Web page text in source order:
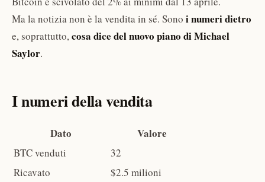
Ma la notizia non è la vendita in sé. Sono i numeri dietro
e, soprattutto,cosa dice del nuovo piano di Michael
Saylor.
I numeri della vendita
Dato Valore
BTC venduti
32
Ricavato
$2.5 milioni